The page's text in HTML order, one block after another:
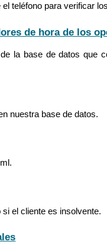
teléfono para verificar
de hora de los
la base de datos que
nuestra base de datos.
el cliente es insolvente.